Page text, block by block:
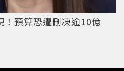
！預算恐遭刪凍逾10億